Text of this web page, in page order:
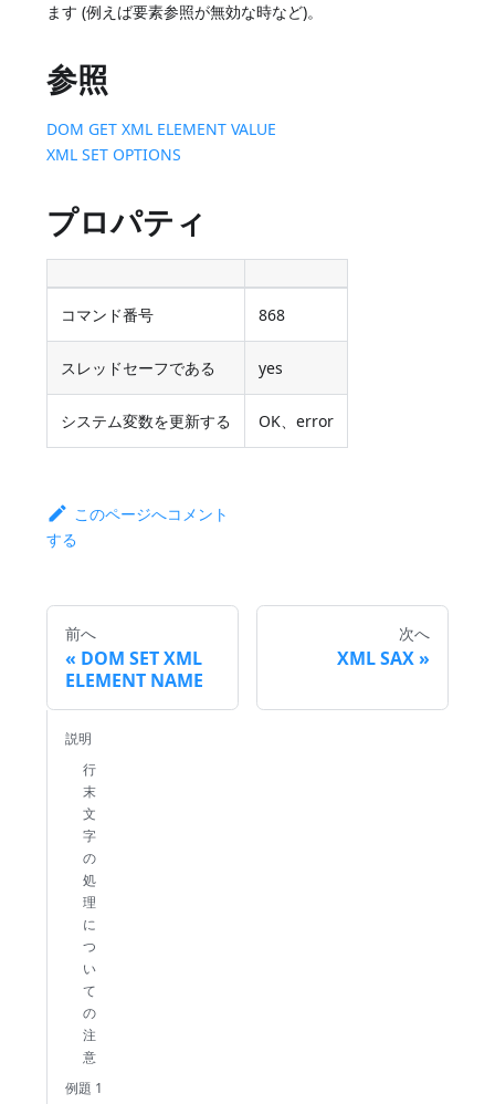
ます (例えば要素参照が無効な時など)。
参照
DOM GET XML ELEMENT VALUE
XML SET OPTIONS
プロパティ
コマンド番号 868
スレッドセーフである yes
システム変数を更新する OK、error
このページへコメント
する
前へ
DOM SET XML
ELEMENT NAME
次へ
XML SAX
説明
行
末
文
字
の
処
理
に
つ
い
て
の
注
意
例題 1